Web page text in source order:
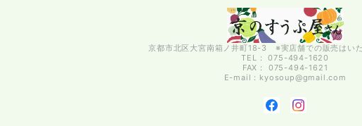
京都市北区大宮南箱ノ井町18-3 ※実店舗での販売はい
TEL： 075-494-1620
FAX： 075-494-1621
E-mail： kyosoup@gmail.com